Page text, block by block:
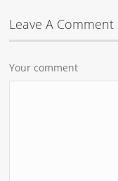
Leave A Comment
Your comment